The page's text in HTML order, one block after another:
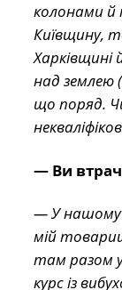
колонами й
Київщину,
Харківщині
над землею
що поряд.
— Ви
— У нашому
мій
там разом
курс із